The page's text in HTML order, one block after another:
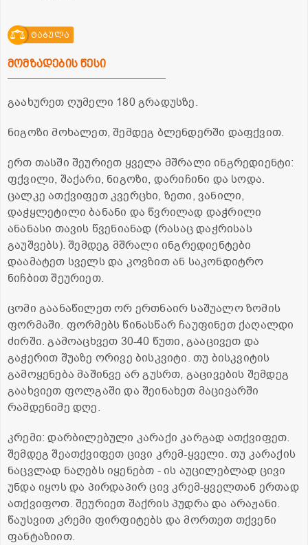
ტაბულა
მომზადების წესი
გაახურეთ ღუმელი 180 გრადუსზე.
ნიგოზი მოხალეთ, შემდეგ ბლენდერში დაფქვით.
ერთ თასში შეურიეთ ყველა მშრალი ინგრედიენტი:
ფქვილი, შაქარი, ნიგოზი, დარიჩინი და სოდა.
ცალკე ათქვიფეთ კვერცხი, ზეთი, ვანილი,
დაჭყლეტილი ბანანი და წვრილად დაჭრილი
ანანასი თავის წვენიანად (რასაც დაჭრისას
გაუშვებს). შემდეგ მშრალი ინგრედიენტები
დაამატეთ სველს და კოვზით ან საკონდიტრო
ნიჩბით შეურიეთ.
ცომი გაანაწილეთ ორ ერთნაირ საშუალო ზომის
ფორმაში. ფორმებს წინასწარ ჩაუფინეთ ქაღალდი
ძირში. გამოაცხვეთ 30-40 წუთი, გააცივეთ და
გაჭერით შუაზე ორივე ბისკვიტი. თუ ბისკვიტის
გამოყენება მაშინვე არ გუსრთ, გაცივების შემდეგ
გაახვიეთ ფოლგაში და შეინახეთ მაცივარში
რამდენიმე დღე.
კრემი: დარბილებული კარაქი კარგად ათქვიფეთ.
შემდეგ შეათქვიფეთ ცივი კრემ-ყველი. თუ კარაქის
ნაცვლად ნაღებს იყენებთ - ის აუცილებლად ცივი
უნდა იყოს და პირდაპირ ცივ კრემ-ყველთან ერთად
ათქვიფოთ. შეურიეთ შაქრის პუდრა და არაჟანი.
წაუსვით კრემი ფირფიტებს და მორთეთ თქვენი
ფანტაზიით.